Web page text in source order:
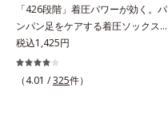
「426段階」着圧パワーが効く。パ
ンパン足をケアする着圧ソックス。
驚異的な「426段階」着圧で、足す
っきり足指の付け根から上へ、1列
ずつパワーが変わる426段階着圧を
税込1,425円
（4.01 /325件）